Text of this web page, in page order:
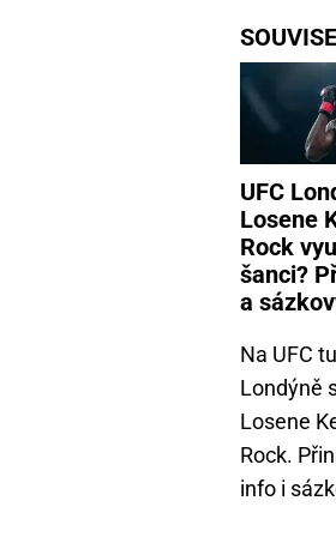
UFC
Losene
Rock
šanci?
a
Na UFC
Londýně
Losene
Rock.
info i